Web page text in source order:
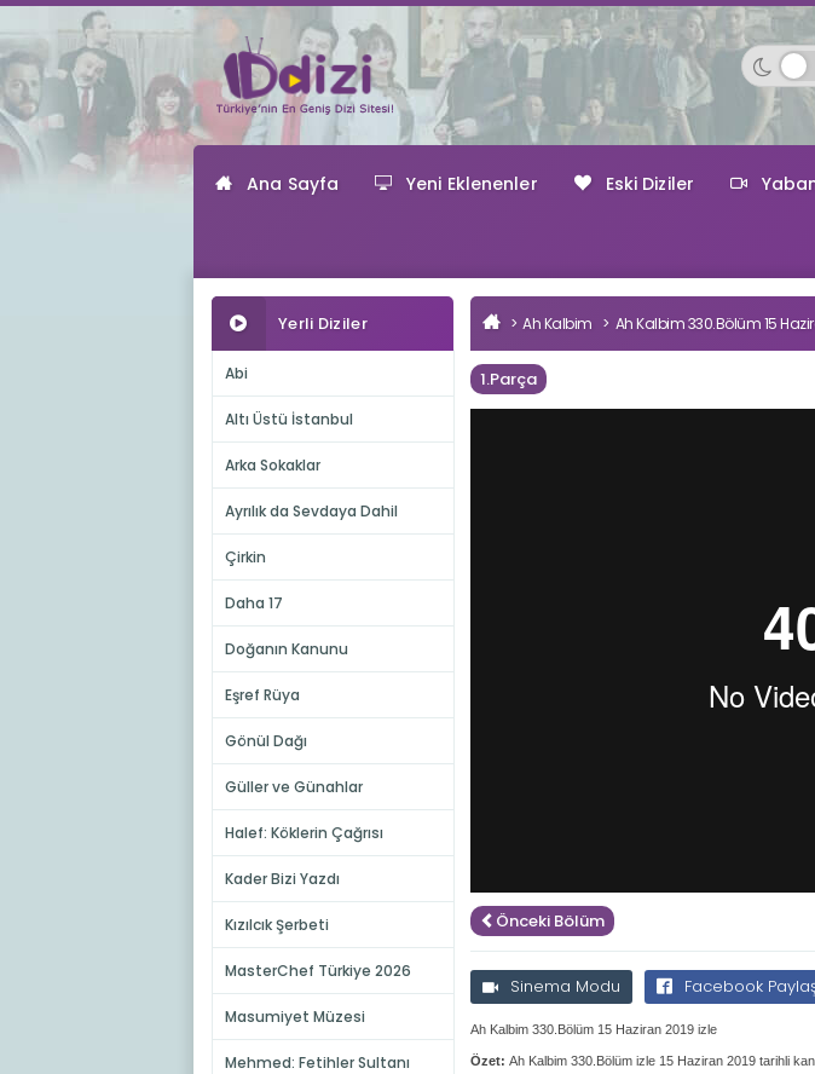
Ana Sayfa Yeni Eklenenler Eski Diziler
Yerli Diziler
Abi
Altı Üstü İstanbul
Arka Sokaklar
Ayrılık da Sevdaya Dahil
Çirkin
Daha 17
Doğanın Kanunu
Eşref Rüya
Gönül Dağı
Güller ve Günahlar
Halef: Köklerin Çağrısı
Kader Bizi Yazdı
Kızılcık Şerbeti
MasterChef Türkiye 2026
Masumiyet Müzesi
Mehmed: Fetihler Sultanı
Ah Kalbim Ah Kalbim 330.Bölüm 15
1.Parça
Önceki Bölüm
Sinema Modu Facebook
Ah Kalbim 330.Bölüm 15 Haziran 2019 izle
Özet: Ah Kalbim 330.Bölüm izle 15 Haziran 2019 tarihli